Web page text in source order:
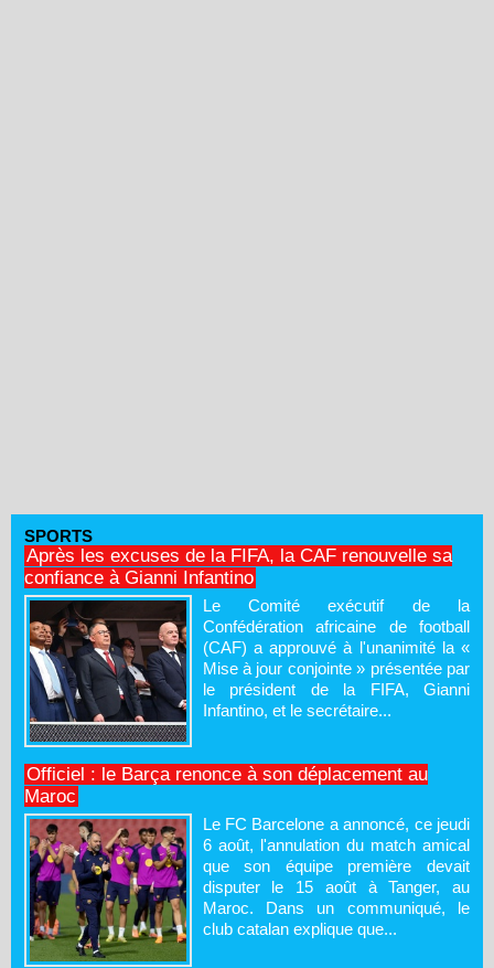
SPORTS
Après les excuses de la FIFA, la CAF renouvelle sa
confiance à Gianni Infantino
Le Comité exécutif de la
Confédération africaine de football
(CAF) a approuvé à l'unanimité la «
Mise à jour conjointe » présentée par
le président de la FIFA, Gianni
Infantino, et le secrétaire...
Officiel : le Barça renonce à son déplacement au
Maroc
Le FC Barcelone a annoncé, ce jeudi
6 août, l'annulation du match amical
que son équipe première devait
disputer le 15 août à Tanger, au
Maroc. Dans un communiqué, le
club catalan explique que...